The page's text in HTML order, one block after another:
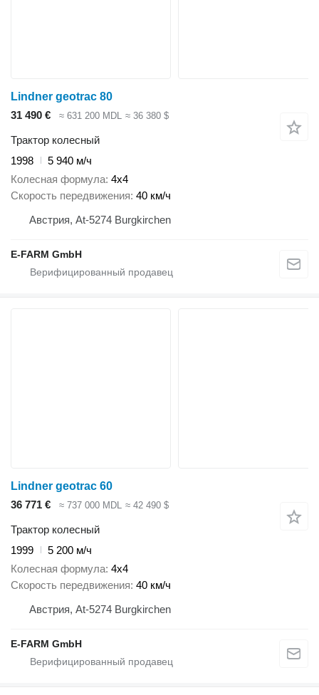
Lindner geotrac 80
31 490 €
≈ 631 200 MDL ≈ 36 380 $
Трактор колесный
1998
5 940 м/ч
Колесная формула 4x4
Скорость передвижения 40 км/ч
Австрия, At-5274 Burgkirchen
E-FARM GmbH
Lindner geotrac 60
36 771 €
≈ 737 000 MDL ≈ 42 490 $
Трактор колесный
1999
5 200 м/ч
Колесная формула 4x4
Скорость передвижения 40 км/ч
Австрия, At-5274 Burgkirchen
E-FARM GmbH